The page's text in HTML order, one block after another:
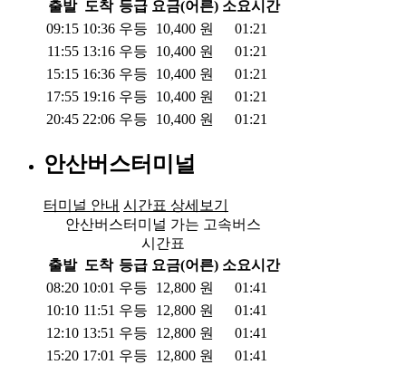
출발 도착 등급 요금(어른) 소요시간
09:15 10:36 우등 10,400 원
01:21
11:55 13:16 우등 10,400 원
01:21
15:15 16:36 우등 10,400 원
01:21
17:55 19:16 우등 10,400 원
01:21
20:45 22:06 우등 10,400 원 01:21
안산버스터미널
터미널 안내 시간표 상세보기
안산버스터미널 가는 고속버스
시간표
출발 도착 등급 요금(어른) 소요시간
08:20 10:01 우등 12,800 원
01:41
10:10 11:51 우등 12,800 원
01:41
12:10 13:51 우등 12,800 원
01:41
15:20 17:01 우등 12,800 원
01:41